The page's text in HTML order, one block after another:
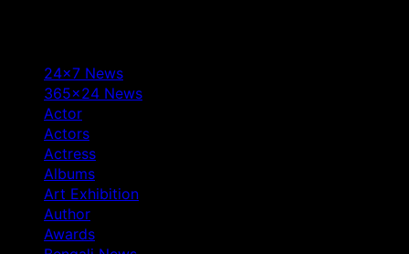
24×7 News
365×24 News
Actor
Actors
Actress
Albums
Art Exhibition
Author
Awards